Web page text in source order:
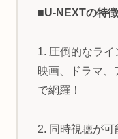
■U-NEXTの特
1. 圧倒的なライ
映画、ドラマ、
で網羅！
2. 同時視聴が可